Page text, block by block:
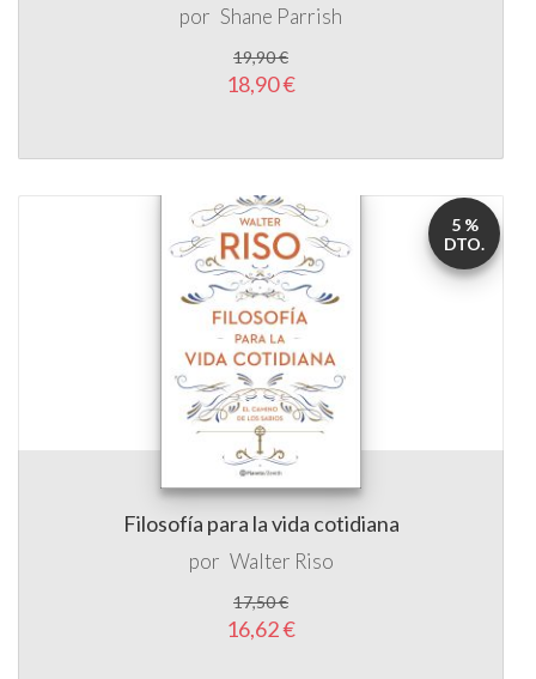
por Shane Parrish
19,90 €
18,90 €
Filosofía para la vida cotidiana
por Walter Riso
17,50 €
16,62 €
5 %
DTO.